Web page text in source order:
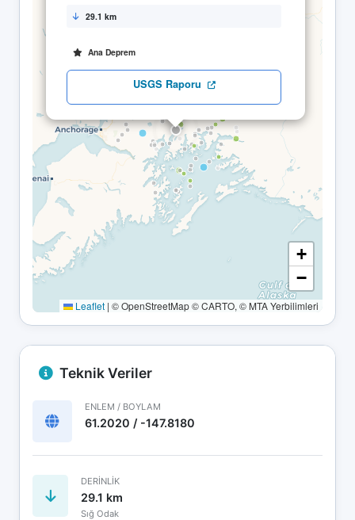
29.1 km
Ana Deprem
USGS Raporu
+
−
Leaflet | © OpenStreetMap © CARTO, © MTA Yerbilimleri
Teknik Veriler
ENLEM / BOYLAM
61.2020 / -147.8180
DERINLIK
29.1 km
Sığ Odak